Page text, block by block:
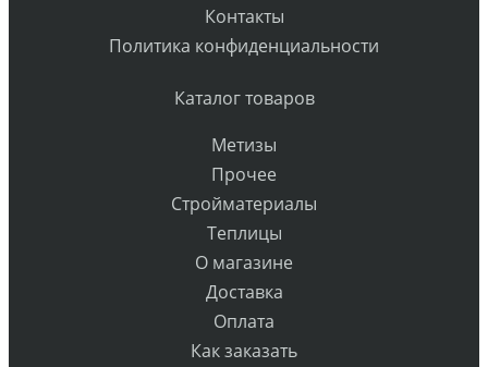
Контакты
Политика конфиденциальности
Каталог товаров
Метизы
Прочее
Стройматериалы
Теплицы
О магазине
Доставка
Оплата
Как заказать